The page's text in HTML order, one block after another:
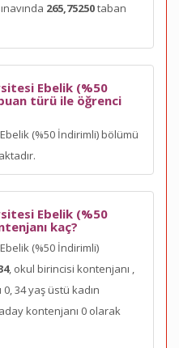
265,75250taban
Ebelik (%50
türü ile öğrenci
(%50 İndirimli) bölümü
Ebelik (%50
kaç?
(%50 İndirimli)
, okul birincisi kontenjanı ,
34 yaş üstü kadın
kontenjanı 0 olarak